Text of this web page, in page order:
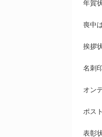
年賀
喪中
挨拶
名刺
オン
ポス
表彰